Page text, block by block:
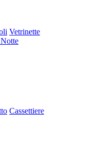
Vetrinette
Cassettiere